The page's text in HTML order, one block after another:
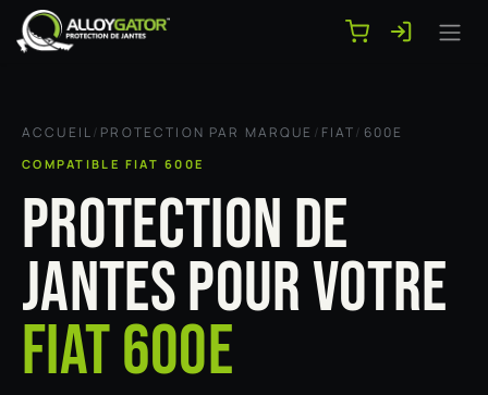
Se rendre au contenu
ACCUEIL/ PROTECTION PAR MARQUE / FIAT/ 600E
COMPATIBLE FIAT 600E
PROTECTION DE
JANTES POUR VOTRE
FIAT 600E